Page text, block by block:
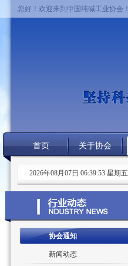
您好！欢迎来到中国纯碱工业协会！
首页 关于协会
2026年08月07日 06:39:53 星期五
协会通知
新闻动态